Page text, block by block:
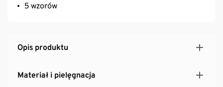
5 wzorów
Opis produktu
Materiał i pielęgnacja